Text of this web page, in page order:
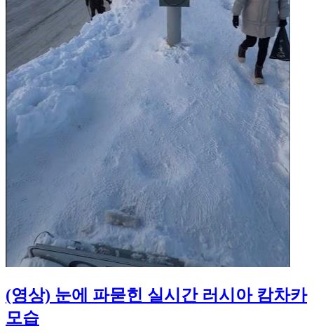
(영상) 눈에 파묻힌 실시간 러시아 캄차카
모습